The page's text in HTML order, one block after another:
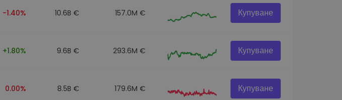
-1.40% 10.6B € 157.0M € Купуване
+1.80% 9.6B € 293.6M € Купуване
0.00% 8.5B € 179.6M € Купуване